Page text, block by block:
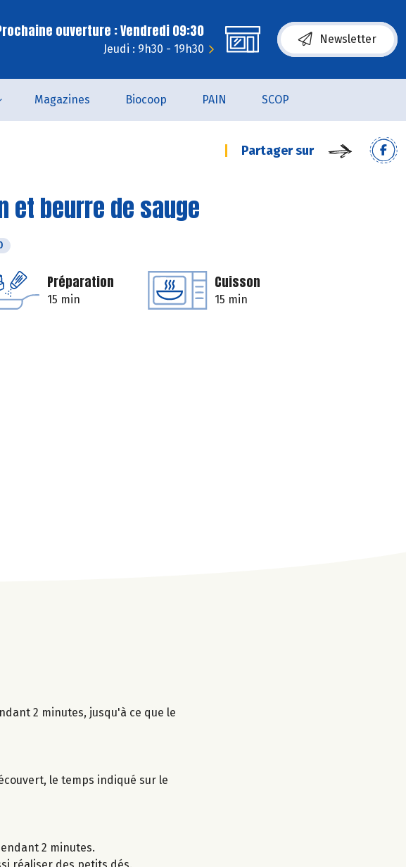
ouverture : Vendredi 09:30
Jeudi : 9h30 - 19h30
Newsletter
Magazines Biocoop PAIN SCOP
Partager sur
et beurre de sauge
Préparation
15 min
Cuisson
15 min
2 minutes, jusqu'à ce que le
le temps indiqué sur le
2 minutes.